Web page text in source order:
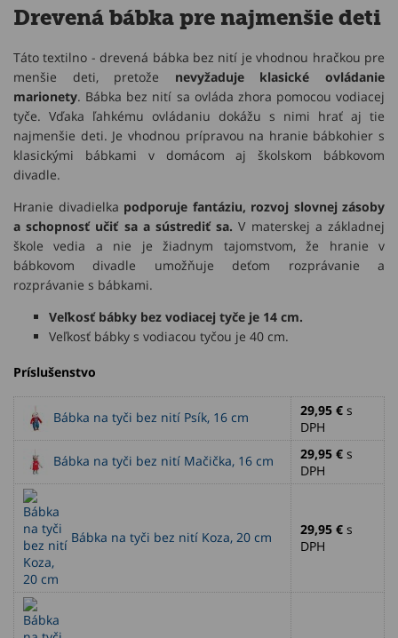
Drevená bábka pre najmenšie deti
Táto textilno - drevená bábka bez nití je vhodnou hračkou pre
menšie deti, pretože nevyžaduje klasické ovládanie
marionety. Bábka bez nití sa ovláda zhora pomocou vodiacej
tyče. Vďaka ľahkému ovládaniu dokážu s nimi hrať aj tie
najmenšie deti. Je vhodnou prípravou na hranie bábkohier s
klasickými bábkami v domácom aj školskom bábkovom
divadle.
Hranie divadielka podporuje fantáziu, rozvoj slovnej zásoby
a schopnosť učiť sa a sústrediť sa.V materskej a základnej
škole vedia a nie je žiadnym tajomstvom, že hranie v
bábkovom divadle umožňuje deťom rozprávanie a
rozprávanie s bábkami.
Veľkosť bábky bez vodiacej tyče je 14 cm.
Veľkosť bábky s vodiacou tyčou je 40 cm.
Príslušenstvo
Bábka na tyči bez nití Psík, 16 cm 29,95 € s
DPH
Bábka na tyči bez nití Mačička, 16 cm
29,95 € s
DPH
Bábka na tyči bez nití Koza, 20 cm 29,95 € s
DPH